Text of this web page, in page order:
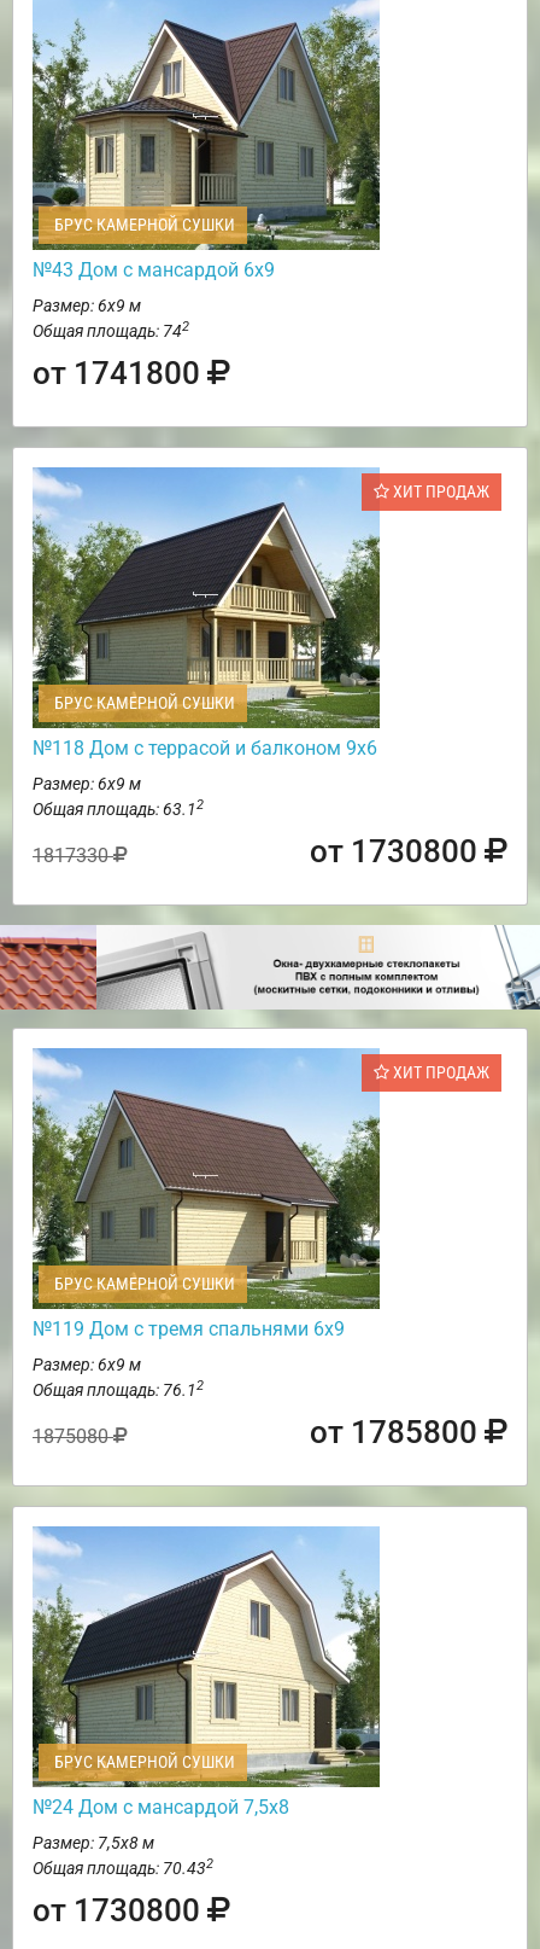
БРУС КАМЕРНОЙ СУШКИ
№43 Дом с мансардой 6х9
Размер: 6х9 м
Общая площадь: 742
от 1741800
ХИТ ПРОДАЖ
БРУС КАМЕРНОЙ СУШКИ
№118 Дом с террасой и балконом 9х6
Размер: 6х9 м
Общая площадь: 63.12
1817330 от 1730800
ХИТ ПРОДАЖ
БРУС КАМЕРНОЙ СУШКИ
№119 Дом с тремя спальнями 6х9
Размер: 6х9 м
Общая площадь: 76.12
1875080 от 1785800
БРУС КАМЕРНОЙ СУШКИ
№24 Дом с мансардой 7,5х8
Размер: 7,5х8 м
Общая площадь: 70.432
от 1730800